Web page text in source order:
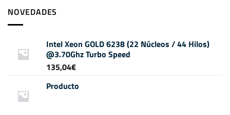
NOVEDADES
Intel Xeon GOLD 6238 (22 Núcleos / 44 Hilos)
@3.70Ghz Turbo Speed
135,04€
Producto